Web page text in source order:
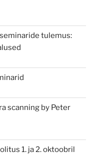
tulemus:
scanning by Peter
1. ja 2. oktoobril